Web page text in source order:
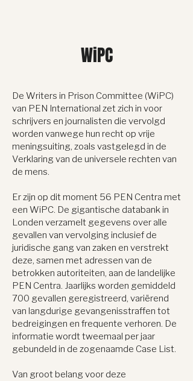
WiPC
De Writers in Prison Committee (WiPC)
van PEN International zet zich in voor
schrijvers en journalisten die vervolgd
worden vanwege hun recht op vrije
meningsuiting, zoals vastgelegd in de
Verklaring van de universele rechten van
de mens.
Er zijn op dit moment 56 PEN Centra met
een WiPC. De gigantische databank in
Londen verzamelt gegevens over alle
gevallen van vervolging inclusief de
juridische gang van zaken en verstrekt
deze, samen met adressen van de
betrokken autoriteiten, aan de landelijke
PEN Centra. Jaarlijks worden gemiddeld
700 gevallen geregistreerd, variërend
van langdurige gevangenisstraffen tot
bedreigingen en frequente verhoren. De
informatie wordt tweemaal per jaar
gebundeld in de zogenaamde Case List.
Van groot belang voor deze